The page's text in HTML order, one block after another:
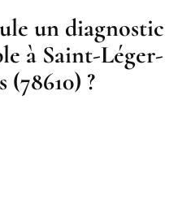
un diagnostic
à Saint-Léger-
(78610) ?